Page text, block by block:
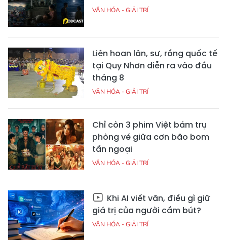
VĂN HÓA - GIẢI TRÍ
Liên hoan lân, sư, rồng quốc tế
tại Quy Nhơn diễn ra vào đầu
tháng 8
VĂN HÓA - GIẢI TRÍ
Chỉ còn 3 phim Việt bám trụ
phòng vé giữa cơn bão bom
tấn ngoại
VĂN HÓA - GIẢI TRÍ
Khi AI viết văn, điều gì giữ
giá trị của người cầm bút?
VĂN HÓA - GIẢI TRÍ